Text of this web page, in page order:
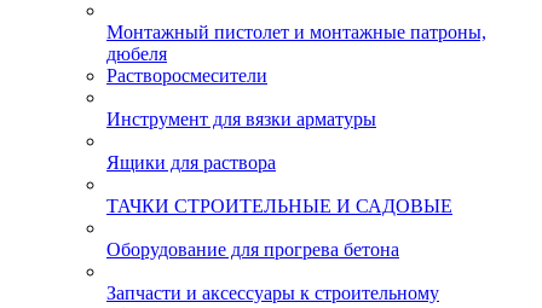
Монтажный пистолет и монтажные патроны,
дюбеля
Растворосмесители
Инструмент для вязки арматуры
Ящики для раствора
ТАЧКИ СТРОИТЕЛЬНЫЕ И САДОВЫЕ
Оборудование для прогрева бетона
Запчасти и аксессуары к строительному